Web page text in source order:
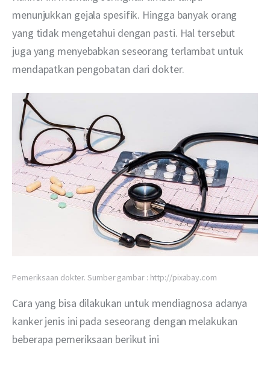
menunjukkan gejala spesifik. Hingga banyak orang
yang tidak mengetahui dengan pasti. Hal tersebut
juga yang menyebabkan seseorang terlambat untuk
mendapatkan pengobatan dari dokter.
Pemeriksaan dokter. Sumber gambar : http://pixabay.com
Cara yang bisa dilakukan untuk mendiagnosa adanya
kanker jenis ini pada seseorang dengan melakukan
beberapa pemeriksaan berikut ini